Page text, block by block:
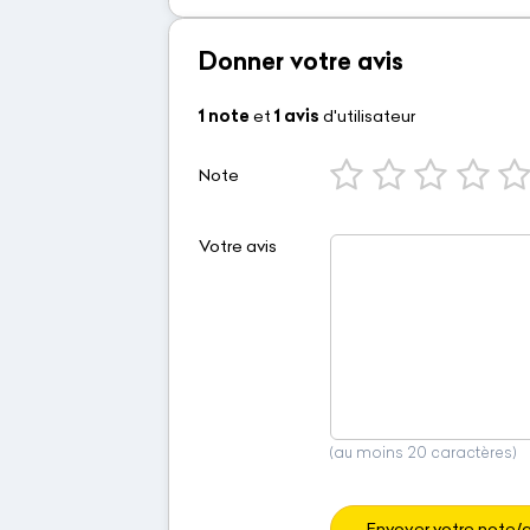
Donner votre avis
1 note et1 avis d'utilisateur
Note
Votre avis
(au moins 20 caractères)